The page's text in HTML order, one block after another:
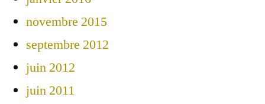
novembre 2015
septembre 2012
juin 2012
juin 2011